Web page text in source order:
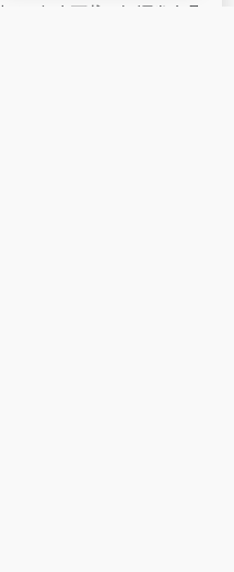
超6.4亿次下载！智源发布具